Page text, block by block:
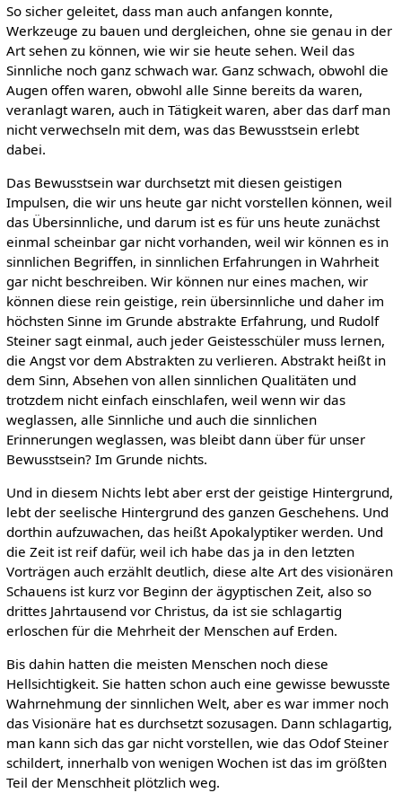
So sicher geleitet, dass man auch anfangen konnte,
Werkzeuge zu bauen und dergleichen, ohne sie genau in der
Art sehen zu können, wie wir sie heute sehen. Weil das
Sinnliche noch ganz schwach war. Ganz schwach, obwohl die
Augen offen waren, obwohl alle Sinne bereits da waren,
veranlagt waren, auch in Tätigkeit waren, aber das darf man
nicht verwechseln mit dem, was das Bewusstsein erlebt
dabei.
Das Bewusstsein war durchsetzt mit diesen geistigen
Impulsen, die wir uns heute gar nicht vorstellen können, weil
das Übersinnliche, und darum ist es für uns heute zunächst
einmal scheinbar gar nicht vorhanden, weil wir können es in
sinnlichen Begriffen, in sinnlichen Erfahrungen in Wahrheit
gar nicht beschreiben. Wir können nur eines machen, wir
können diese rein geistige, rein übersinnliche und daher im
höchsten Sinne im Grunde abstrakte Erfahrung, und Rudolf
Steiner sagt einmal, auch jeder Geistesschüler muss lernen,
die Angst vor dem Abstrakten zu verlieren. Abstrakt heißt in
dem Sinn, Absehen von allen sinnlichen Qualitäten und
trotzdem nicht einfach einschlafen, weil wenn wir das
weglassen, alle Sinnliche und auch die sinnlichen
Erinnerungen weglassen, was bleibt dann über für unser
Bewusstsein? Im Grunde nichts.
Und in diesem Nichts lebt aber erst der geistige Hintergrund,
lebt der seelische Hintergrund des ganzen Geschehens. Und
dorthin aufzuwachen, das heißt Apokalyptiker werden. Und
die Zeit ist reif dafür, weil ich habe das ja in den letzten
Vorträgen auch erzählt deutlich, diese alte Art des visionären
Schauens ist kurz vor Beginn der ägyptischen Zeit, also so
drittes Jahrtausend vor Christus, da ist sie schlagartig
erloschen für die Mehrheit der Menschen auf Erden.
Bis dahin hatten die meisten Menschen noch diese
Hellsichtigkeit. Sie hatten schon auch eine gewisse bewusste
Wahrnehmung der sinnlichen Welt, aber es war immer noch
das Visionäre hat es durchsetzt sozusagen. Dann schlagartig,
man kann sich das gar nicht vorstellen, wie das Odof Steiner
schildert, innerhalb von wenigen Wochen ist das im größten
Teil der Menschheit plötzlich weg.